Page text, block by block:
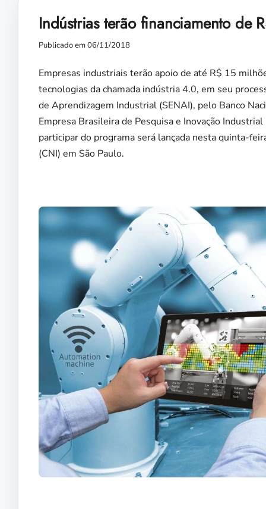
Indústrias terão financiamento de
Publicado em 06/11/2018
Empresas industriais terão apoio de até R$ 15
tecnologias da chamada indústria 4.0, em seu
de Aprendizagem Industrial (SENAI), pelo Banco
Empresa Brasileira de Pesquisa e Inovação
participar do programa será lançada nesta quinta-
(CNI) em São Paulo.